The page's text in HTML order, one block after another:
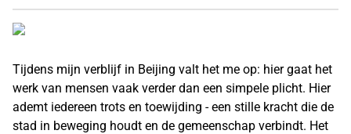
Tijdens mijn verblijf in Beijing valt het me op: hier gaat het
werk van mensen vaak verder dan een simpele plicht. Hier
ademt iedereen trots en toewijding - een stille kracht die de
stad in beweging houdt en de gemeenschap verbindt. Het